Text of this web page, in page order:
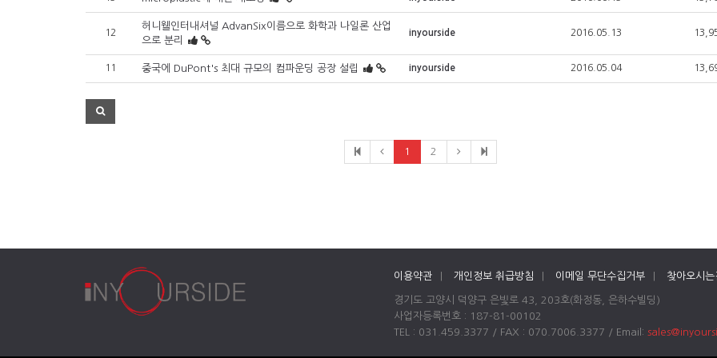
12
허니웰인터내셔널 AdvanSix이름으로 화학과 나일론 산업
으로 분리
inyourside 2016.05.13
11 중국에 DuPont's 최대 규모의 컴파운딩 공장 설립 inyourside 2016.05.04
1 2
이용약관 개인정보 취급방침 이메일 무단수집거부 찾아오시는
경기도 고양시 덕양구 은빛로 43, 203호(화정동, 은하수빌딩)
사업자등록번호 : 187-81-00102
TEL : 031.459.3377 / FAX : 070.7006.3377 / Email: